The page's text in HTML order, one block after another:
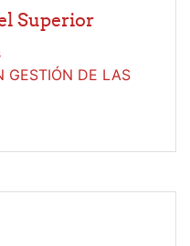
Superior
GESTIÓN DE LAS